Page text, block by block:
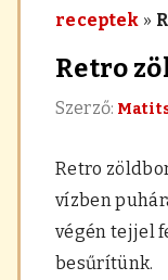
receptek »
Retro
Szerző:
Retro
vízben
végén tejjel
besűrítünk.